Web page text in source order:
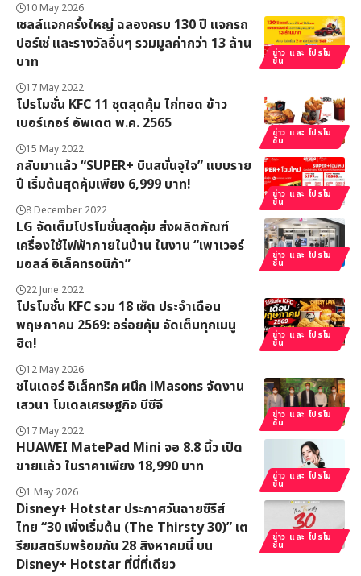
10 May 2026
ข่าว และ โปรโม
ชั่น
เชลล์แจกครั้งใหญ่ ฉลองครบ 130 ปี แจกรถ
ปอร์เช่ และรางวัลอื่นๆ รวมมูลค่ากว่า 13 ล้าน
บาท
17 May 2022
ข่าว และ โปรโม
ชั่น
โปรโมชั่น KFC 11 ชุดสุดคุ้ม ไก่ทอด ข้าว
เบอร์เกอร์​ อัพเดต พ.ค. 2565
15 May 2022
ข่าว และ โปรโม
ชั่น
กลับมาเเล้ว “SUPER+ บินสนั่นจุใจ” แบบราย
ปี เริ่มต้นสุดคุ้มเพียง 6,999 บาท!
8 December 2022
ข่าว และ โปรโม
ชั่น
LG จัดเต็มโปรโมชั่นสุดคุ้ม ส่งผลิตภัณฑ์
เครื่องใช้ไฟฟ้าภายในบ้าน ในงาน “เพาเวอร์
มอลล์ อิเล็คทรอนิก้า”
22 June 2022
ข่าว และ โปรโม
ชั่น
โปรโมชั่น KFC รวม 18 เซ็ต ประจำเดือน
พฤษภาคม 2569: อร่อยคุ้ม จัดเต็มทุกเมนู
ฮิต!
12 May 2026
ข่าว และ โปรโม
ชั่น
ชไนเดอร์ อิเล็คทริค ผนึก iMasons จัดงาน
เสวนา โมเดลเศรษฐกิจ บีซีจี
17 May 2022
ข่าว และ โปรโม
ชั่น
HUAWEI MatePad Mini จอ 8.8 นิ้ว เปิด
ขายแล้ว ในราคาเพียง 18,990 บาท
1 May 2026
ข่าว และ โปรโม
ชั่น
Disney+ Hotstar ประกาศวันฉายซีรีส์
ไทย “30 เพิ่งเริ่มต้น (The Thirsty 30)” เต
รียมสตรีมพร้อมกัน 28 สิงหาคมนี้ บน
Disney+ Hotstar ที่นี่ที่เดียว